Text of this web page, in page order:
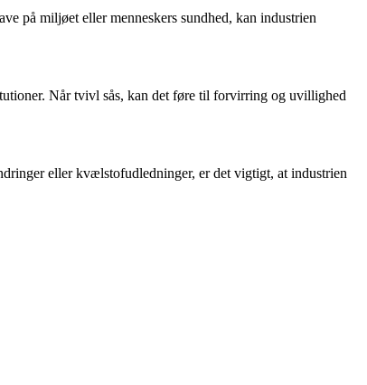
på miljøet eller menneskers sundhed, kan industrien
Når tvivl sås, kan det føre til forvirring og uvillighed
eller kvælstofudledninger, er det vigtigt, at industrien